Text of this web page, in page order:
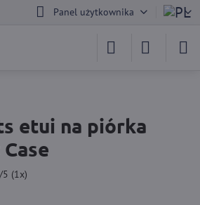
Panel użytkownika
etui na piórka
/5 (1 x)